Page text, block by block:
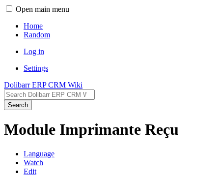
Open main menu
Home
Random
Log in
Settings
Dolibarr ERP CRM Wiki
Search
Module Imprimante Reçu
Language
Watch
Edit